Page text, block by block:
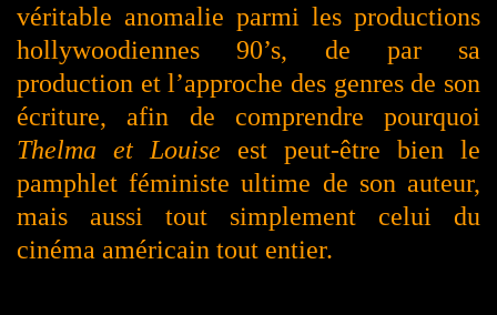
véritable anomalie parmi les productions
hollywoodiennes 90’s, de par sa
production et l’approche des genres de son
écriture, afin de comprendre pourquoi
Thelma et Louise est peut-être bien le
pamphlet féministe ultime de son auteur,
mais aussi tout simplement celui du
cinéma américain tout entier.